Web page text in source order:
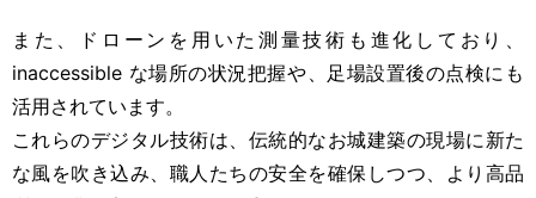
また、ドローンを用いた測量技術も進化しており、
inaccessible な場所の状況把握や、足場設置後の点検にも
活用されています。
これらのデジタル技術は、伝統的なお城建築の現場に新た
な風を吹き込み、職人たちの安全を確保しつつ、より高品